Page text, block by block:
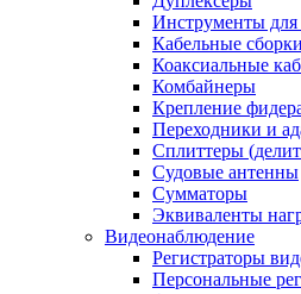
Инструменты для
Кабельные сборки
Коаксиальные
Комбайнеры
Крепление
Переходники и
Сплиттеры
Судовые антенны
Сумматоры
Эквиваленты
Видеонаблюдение
Регистраторы
Персональные